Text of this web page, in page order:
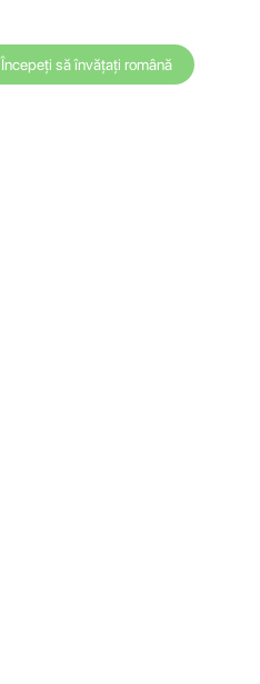
Începeți să învățați română